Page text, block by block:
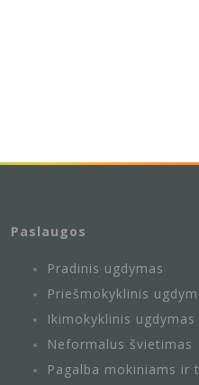
Paslaugos
Pradinis ugdymas
Priešmokyklinis
Ikimokyklinis ugdymas
Neformalus švietimas
Pagalba mokiniams ir